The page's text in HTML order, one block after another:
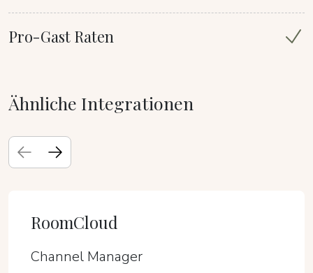
Pro-Gast Raten
Ähnliche Integrationen
RoomCloud
Channel Manager